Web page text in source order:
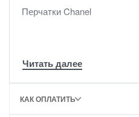
Перчатки Chanel
КАК ОПЛАТИТЬ